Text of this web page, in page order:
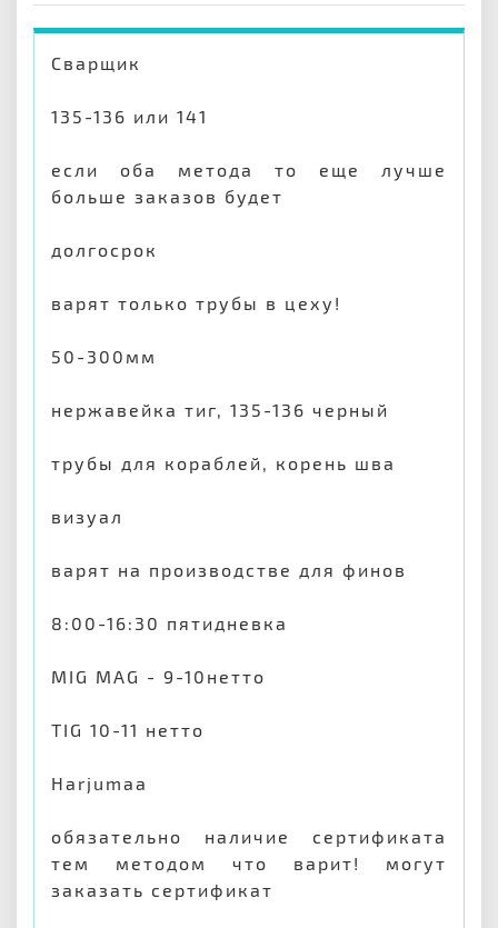
Сварщик
135-136 или 141
если оба метода то еще лучше
больше заказов будет
долгосрок
варят только трубы в цеху!
50-300мм
нержавейка тиг, 135-136 черный
трубы для кораблей, корень шва
визуал
варят на производстве для финов
8:00-16:30 пятидневка
MIG MAG - 9-10нетто
TIG 10-11 нетто
Harjumaa
обязательно наличие сертификата
тем методом что варит! могут
заказать сертификат